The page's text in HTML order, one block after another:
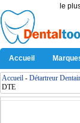
le
Accueil
Accueil - Détartreur
DTE